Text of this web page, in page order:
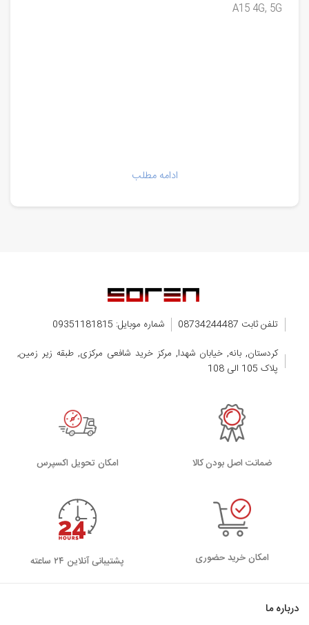
A15 4G, 5G
ادامه مطلب
تلفن ثابت 08734244487
شماره موبایل: 09351181815
کردستان, بانه, خیابان شهدا, مرکز خرید شافعی مرکزی, طبقه زیر زمین,
پلاک 105 الی 108
ضمانت اصل بودن کالا اﻣﮑﺎن ﺗﺤﻮﯾﻞ اﮐﺴﭙﺮس
امکان خرید حضوری پشتیبانی آنلاین ۲۴ ساعته
درباره ما